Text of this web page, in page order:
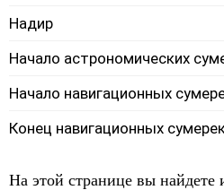
Надир
Начало астрономических
Начало навигационных
Конец навигационных
На этой странице вы